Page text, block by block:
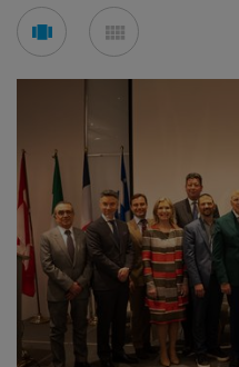
Voir
en
en